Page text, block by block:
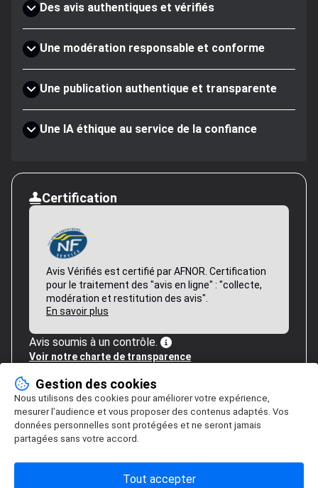
Des avis authentiques et vérifiés
Une modération responsable et conforme
Une publication authentique et transparente
Une IA éthique au service de la confiance
Certification
Avis Vérifiés est certifié par AFNOR. Certification
pour le traitement des "avis en ligne" : "collecte,
modération et restitution des avis".
En savoir plus
Avis soumis à un contrôle.
Voir notre charte de transparence
Gestion des cookies
Nous utilisons des cookies pour améliorer votre expérience,
mesurer l’audience et vous proposer des contenus adaptés. Vos
données personnelles sont protégées et ne seront jamais
partagées sans votre accord.
Tout accepter